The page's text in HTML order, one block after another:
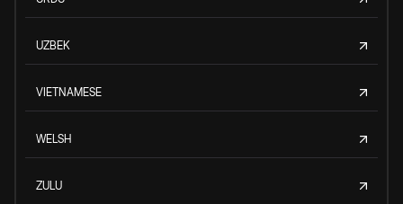
UZBEK
VIETNAMESE
WELSH
ZULU